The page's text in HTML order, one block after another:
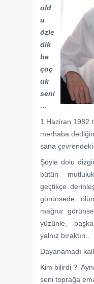
old
u
özle
dik
be
çoç
uk
seni
…
1 Haziran 1982
merhaba
sana
Şöyle dolu
bütün
geçtikçe
görünsede
mağrur
yüzünle,
yalnız bıraktın..
Dayanamadı
Kim bilirdi ?
seni toprağa